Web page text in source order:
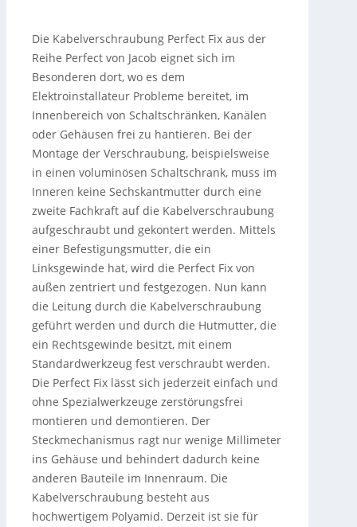
Die Kabelverschraubung Perfect Fix aus der
Reihe Perfect von Jacob eignet sich im
Besonderen dort, wo es dem
Elektroinstallateur Probleme bereitet, im
Innenbereich von Schaltschränken, Kanälen
oder Gehäusen frei zu hantieren. Bei der
Montage der Verschraubung, beispielsweise
in einen voluminösen Schaltschrank, muss im
Inneren keine Sechskantmutter durch eine
zweite Fachkraft auf die Kabelverschraubung
aufgeschraubt und gekontert werden. Mittels
einer Befestigungsmutter, die ein
Linksgewinde hat, wird die Perfect Fix von
außen zentriert und festgezogen. Nun kann
die Leitung durch die Kabelverschraubung
geführt werden und durch die Hutmutter, die
ein Rechtsgewinde besitzt, mit einem
Standardwerkzeug fest verschraubt werden.
Die Perfect Fix lässt sich jederzeit einfach und
ohne Spezialwerkzeuge zerstörungsfrei
montieren und demontieren. Der
Steckmechanismus ragt nur wenige Millimeter
ins Gehäuse und behindert dadurch keine
anderen Bauteile im Innenraum. Die
Kabelverschraubung besteht aus
hochwertigem Polyamid. Derzeit ist sie für